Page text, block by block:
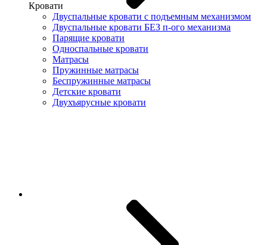
Кровати
Двуспальные кровати с подъемным механизмом
Двуспальные кровати БЕЗ п-ого механизма
Парящие кровати
Односпальные кровати
Матрасы
Пружинные матрасы
Беспружинные матрасы
Детские кровати
Двухъярусные кровати